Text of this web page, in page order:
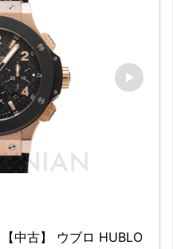
中古】 ウブロ HUBLO